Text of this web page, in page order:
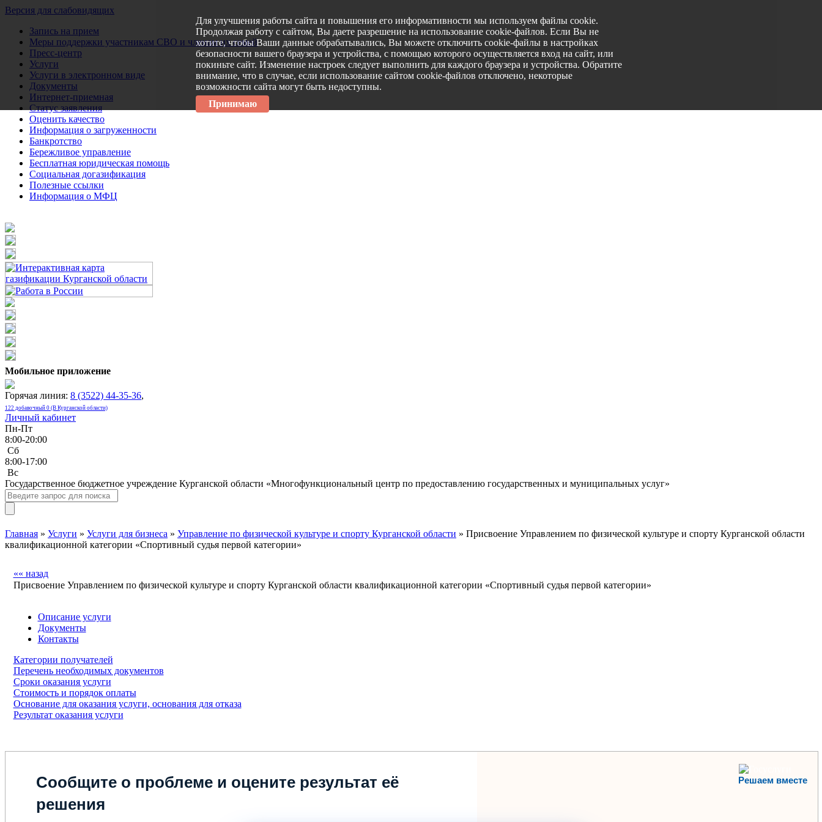
Версия для слабовидящих
Запись на прием
Меры поддержки участникам СВО и членам их семей
Пресс-центр
Услуги
Услуги в электронном виде
Документы
Интернет-приемная
Статус заявления
Оценить качество
Информация о загруженности
Банкротство
Бережливое управление
Бесплатная юридическая помощь
Социальная догазификация
Полезные ссылки
Информация о МФЦ
Мобильное приложение
Горячая линия: 8 (3522) 44-35-36,
122 добавочный 0 (В Курганской области)
Личный кабинет
Пн-Пт
8:00-20:00
Сб
8:00-17:00
Bc
Государственное бюджетное учреждение Курганской области «Многофункциональный центр по предоставлению государственных и муниципальных услуг»
Главная » Услуги » Услуги для бизнеса » Управление по физической культуре и спорту Курганской области » Присвоение Управлением по физической культуре и спорту Курганской области
квалификационной категории «Спортивный судья первой категории»
«« назад
Присвоение Управлением по физической культуре и спорту Курганской области квалификационной категории «Спортивный судья первой категории»
Описание услуги
Документы
Контакты
Категории получателей
Перечень необходимых документов
Сроки оказания услуги
Стоимость и порядок оплаты
Основание для оказания услуги, основания для отказа
Результат оказания услуги
Решаем вместе
Сообщите о проблеме и оцените результат её
решения
Для улучшения работы сайта и повышения его информативности мы используем файлы cookie.
Продолжая работу с сайтом, Вы даете разрешение на использование cookie-файлов. Если Вы не
хотите, чтобы Ваши данные обрабатывались, Вы можете отключить cookie-файлы в настройках
безопасности вашего браузера и устройства, с помощью которого осуществляется вход на сайт, или
покиньте сайт. Изменение настроек следует выполнить для каждого браузера и устройства. Обратите
внимание, что в случае, если использование сайтом cookie-файлов отключено, некоторые
возможности сайта могут быть недоступны.
Принимаю